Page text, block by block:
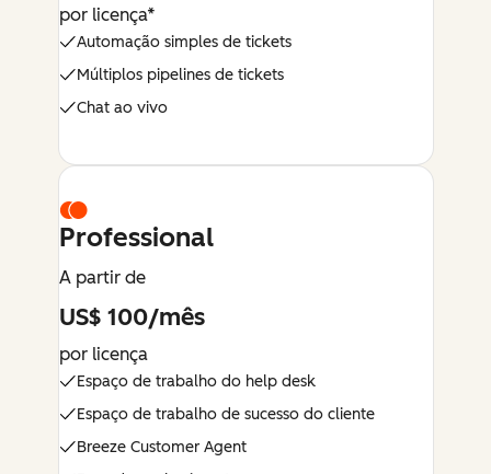
por licença*
Automação simples de tickets
Múltiplos pipelines de tickets
Chat ao vivo
Professional
A partir de
US$ 100/mês
por licença
Espaço de trabalho do help desk
Espaço de trabalho de sucesso do cliente
Breeze Customer Agent